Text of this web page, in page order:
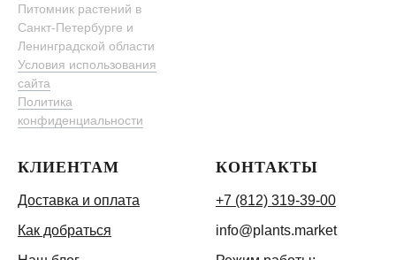
Питомник растений в
Санкт-Петербурге и
Ленинградской области
Условия использования
сайта
Политика
конфиденциальности
КЛИЕНТАМ
Доставка и оплата
Как добраться
КОНТАКТЫ
+7 (812) 319-39-00
info@plants.market